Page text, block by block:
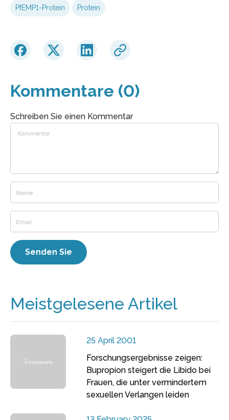
PfEMP1-Protein Protein
Kommentare (0)
Schreiben Sie einen Kommentar
Meistgelesene Artikel
25 April 2001
Forschungsergebnisse zeigen:
Bupropion steigert die Libido bei
Frauen, die unter vermindertem
sexuellen Verlangen leiden